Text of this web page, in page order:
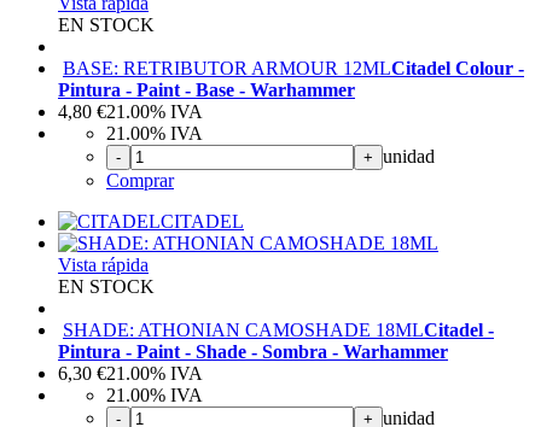
EN STOCK
BASE: RETRIBUTOR ARMOUR 12MLCitadel Colour -
Pintura - Paint - Base - Warhammer
4,80 €21.00% IVA
21.00% IVA
- + unidad
Comprar
CITADEL
Vista rápida
EN STOCK
SHADE: ATHONIAN CAMOSHADE 18MLCitadel -
Pintura - Paint - Shade - Sombra - Warhammer
6,30 €21.00% IVA
21.00% IVA
- + unidad